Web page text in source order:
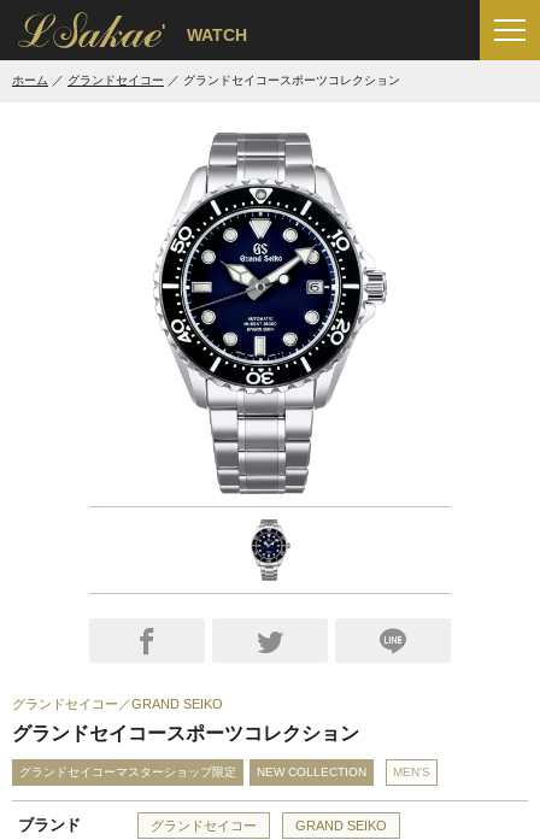
' WATCH
ホーム グランドセイコー グランドセイコースポーツコレクション
グランドセイコー GRAND SEIKO
グランドセイコースポーツコレクション
グランドセイコーマスターショップ限定 NEW COLLECTION MEN'S
ブランド グランドセイコー GRAND SEIKO